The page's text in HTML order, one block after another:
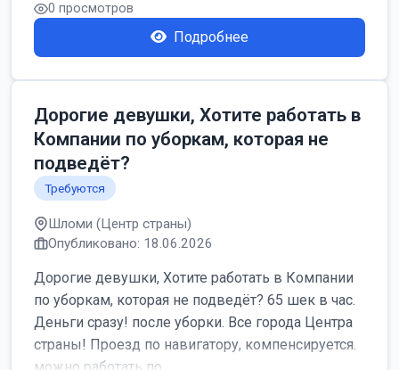
0 просмотров
Подробнее
Дорогие девушки, Хотите работать в
Компании по уборкам, которая не
подведёт?
Требуются
Шломи (Центр страны)
Опубликовано: 18.06.2026
Дорогие девушки, Хотите работать в Компании
по уборкам, которая не подведёт? 65 шек в час.
Деньги сразу! после уборки. Все города Центра
страны! Проезд по навигатору, компенсируется.